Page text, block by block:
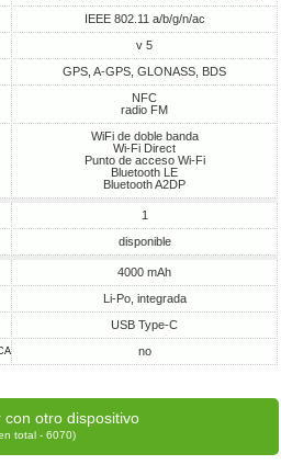
IEEE 802.11 a/b/g/n/ac
v 5
GPS, A-GPS, GLONASS, BDS
NFC
radio FM
WiFi de doble banda
Wi-Fi Direct
Punto de acceso Wi-Fi
Bluetooth LE
Bluetooth A2DP
1
disponible
4000 mAh
Li-Po, integrada
USB Type-C
no
con otro dispositivo
total - 6070)